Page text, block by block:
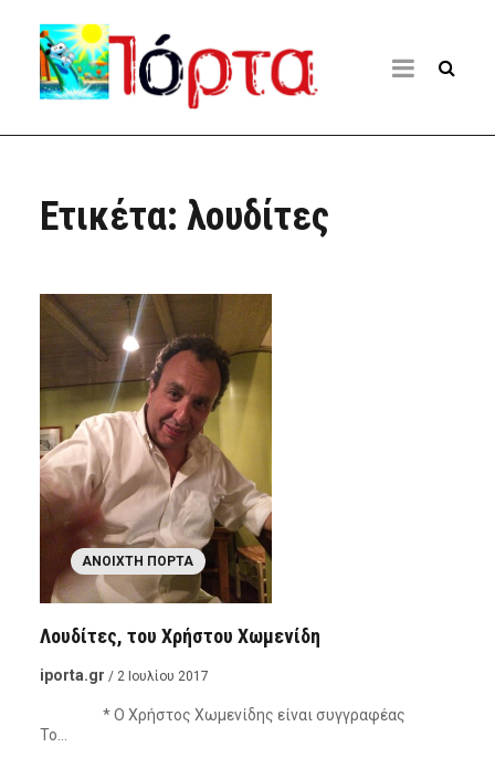
Ετικέτα: λουδίτες
ΑΝΟΙΧΤΉ ΠΌΡΤΑ
Λουδίτες, του Χρήστου Χωμενίδη
iporta.gr / 2 Ιουλίου 2017
* Ο Χρήστος Χωμενίδης είναι συγγραφέας
Το…